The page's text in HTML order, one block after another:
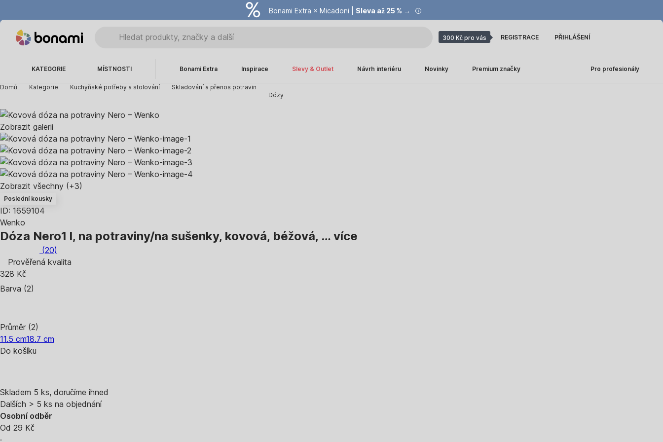
Bonami Extra × Micadoni | Sleva až 25 % →
Summer Sale |Ušetřete až 40 % →
300 Kč pro vás REGISTRACE PŘIHLÁŠENÍ
KATEGORIE MÍSTNOSTI Bonami Extra Inspirace Slevy & Outlet Návrh interiéru Novinky Premium značky Pro profesionály
Domů Kategorie Kuchyňské potřeby a stolování
Skladování a přenos potravin
Dózy
Zobrazit galerii
Zobrazit všechny (+3)
Poslední kousky
ID: 1659104
Wenko
Dóza Nero1 l, na potraviny/na sušenky, kovová, béžová, … více
(20)
Prověřená kvalita
328 Kč
Barva (2)
Průměr (2)
11.5 cm18.7 cm
Do košíku
Skladem 5 ks, doručíme ihned
Dalších > 5 ks na objednání
Osobní odběr
Od 29 Kč
·